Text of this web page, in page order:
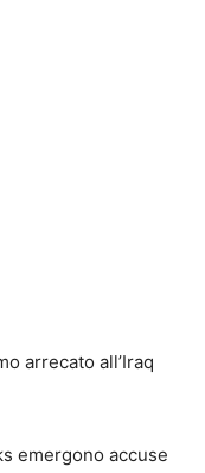
arrecato all’Iraq
emergono accuse